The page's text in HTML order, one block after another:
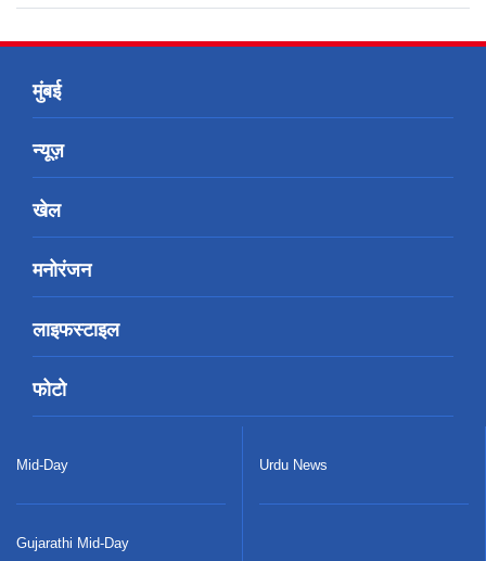
मुंबई
न्यूज़
खेल
मनोरंजन
लाइफस्टाइल
फोटो
Mid-Day
Gujarathi Mid-Day
Urdu News